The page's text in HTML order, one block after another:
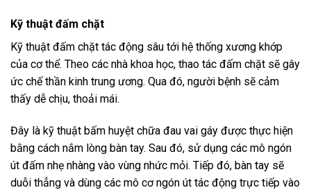
Kỹ thuật đấm chặt
Kỹ thuật đấm chặt tác động sâu tới hệ thống xương khớp
của cơ thể. Theo các nhà khoa học, thao tác đấm chặt sẽ gây
ức chế thần kinh trung ương. Qua đó, người bệnh sẽ cảm
thấy dễ chịu, thoải mái.
Đây là kỹ thuật bấm huyệt chữa đau vai gáy được thực hiện
bằng cách nắm lòng bàn tay. Sau đó, sử dụng các mô ngón
út đấm nhẹ nhàng vào vùng nhức mỏi. Tiếp đó, bàn tay sẽ
duỗi thẳng và dùng các mô cơ ngón út tác động trực tiếp vào